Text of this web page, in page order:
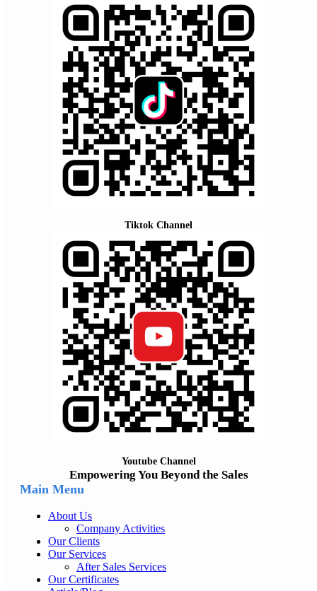
Tiktok Channel
Youtube Channel
Empowering You Beyond the Sales
Main Menu
About Us
Company Activities
Our Clients
Our Services
After Sales Services
Our Certificates